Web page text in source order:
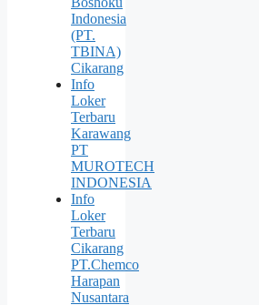
Indonesia
(PT.
TBINA)
Cikarang
Info
Loker
Terbaru
Karawang
PT
MUROTECH
INDONESIA
Info
Loker
Terbaru
Cikarang
PT.Chemco
Harapan
Nusantara